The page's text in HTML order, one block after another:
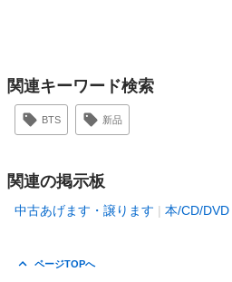
関連キーワード検索
BTS 新品
関連の掲示板
中古あげます・譲ります 本/CD/DVD
ページTOPへ